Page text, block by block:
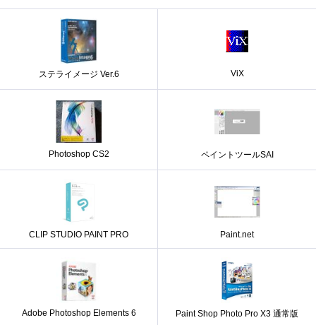
ステライメージ Ver.6 ViX
Photoshop CS2 ペイントツールSAI
CLIP STUDIO PAINT PRO Paint.net
Adobe Photoshop Elements 6 Paint Shop Photo Pro X3 通常版